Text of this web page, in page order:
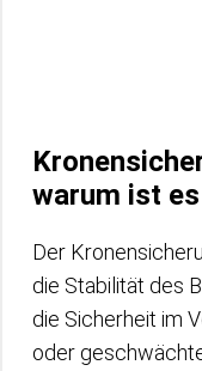
warum ist
Der
die Stabilität des
die Sicherheit im
oder